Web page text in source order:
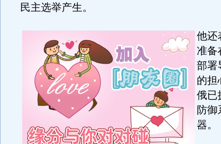
民主选举产生。
他还
准备
部署
的担
俄已
防御
器。